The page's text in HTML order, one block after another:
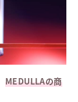
MEDULLAの商